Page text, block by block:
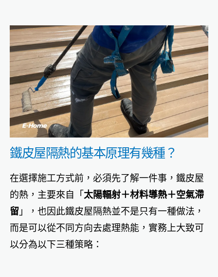
鐵皮屋隔熱的基本原理有幾種？
在選擇施工方式前，必須先了解一件事，鐵皮屋
的熱，主要來自「 太陽輻射＋材料導熱＋空氣滯
留 」，也因此鐵皮屋隔熱並不是只有一種做法，
而是可以從不同方向去處理熱能，實務上大致可
以分為以下三種策略：